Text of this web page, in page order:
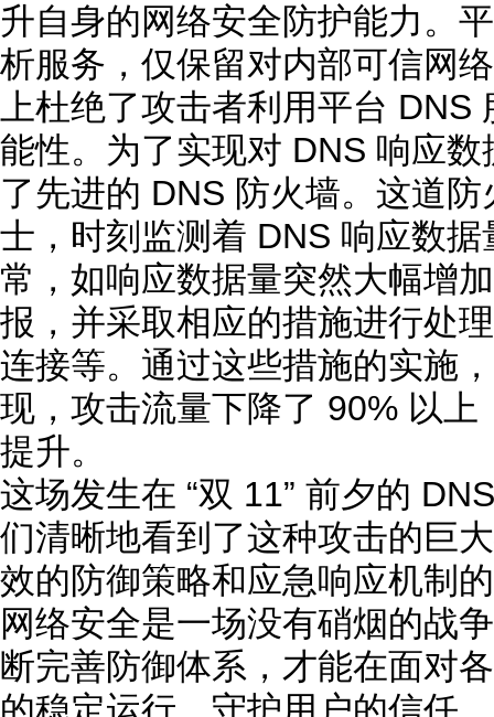
升自身的网络安全防护能力。
析服务，仅保留对内部可信网
上杜绝了攻击者利用平台 DNS
能性。为了实现对 DNS 响应
了先进的 DNS 防火墙。这道
士，时刻监测着 DNS 响应数
常，如响应数据量突然大幅增
报，并采取相应的措施进行处
连接等。通过这些措施的实施
现，攻击流量下降了 90% 以
提升。
这场发生在 “双 11” 前夕的
们清晰地看到了这种攻击的巨
效的防御策略和应急响应机制
网络安全是一场没有硝烟的战
断完善防御体系，才能在面对